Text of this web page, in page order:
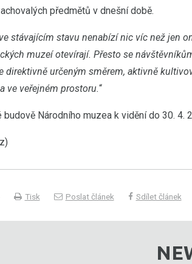
předmětů v dnešní době.
stávajícím stavu nenabízí nic víc než jen
muzeí otevírají. Přesto se
direktivně určeným směrem, aktivně
ve veřejném prostoru.“
Národního muzea k vidění do 30. 4.
Tisk Poslat článek Sdílet článek